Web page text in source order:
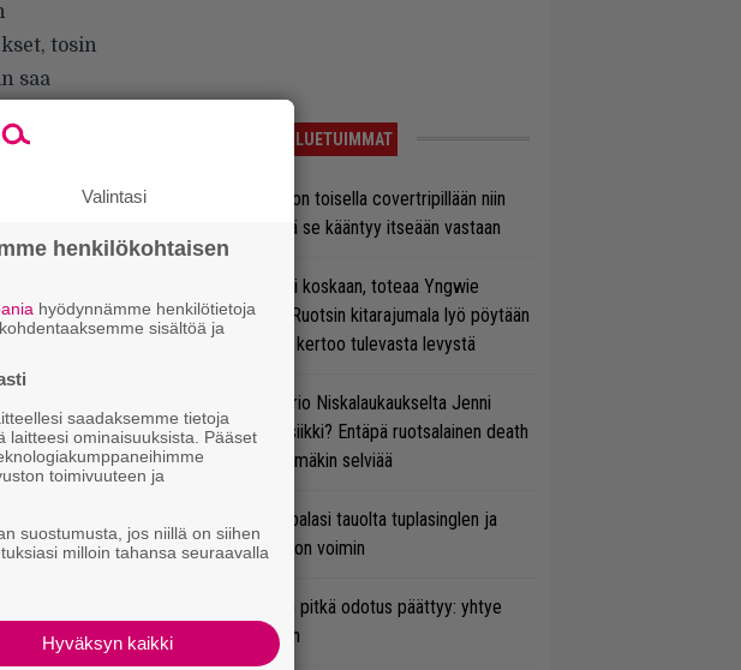
tosin
saa
AC30
bonus
LUETUIMMAT
Arvio: Saimaa on toisella covertripillään niin
suvereeni, että se kääntyy itseään vastaan
Se on nyt tai ei koskaan, toteaa Yngwie
Malmsteen – Ruotsin kitarajumala lyö pöytään
uuden biisin ja kertoo tulevasta levystä
Miten taipuu Trio Niskalaukaukselta Jenni
Vartiaisen musiikki? Entäpä ruotsalainen death
metal? Pian tämäkin selviää
Blind Channel palasi tauolta tuplasinglen ja
näyttävän videon voimin
Weezer-fanien pitkä odotus päättyy: yhtye
tulee Suomeen
Valintasi
henkilökohtaisen
hyödynnämme henkilötietoja
sisältöä ja
saadaksemme tietoja
laitteesi ominaisuuksista. Pääset
toimivuuteen ja
suostumusta, jos niillä on siihen
milloin tahansa seuraavalla
Hyväksyn kaikki